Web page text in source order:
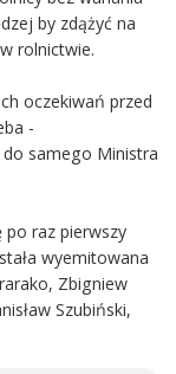
by zdążyć na
rolnictwie.
oczekiwań przed
-
samego Ministra
po raz pierwszy
wyemitowana
Zbigniew
Szubiński,